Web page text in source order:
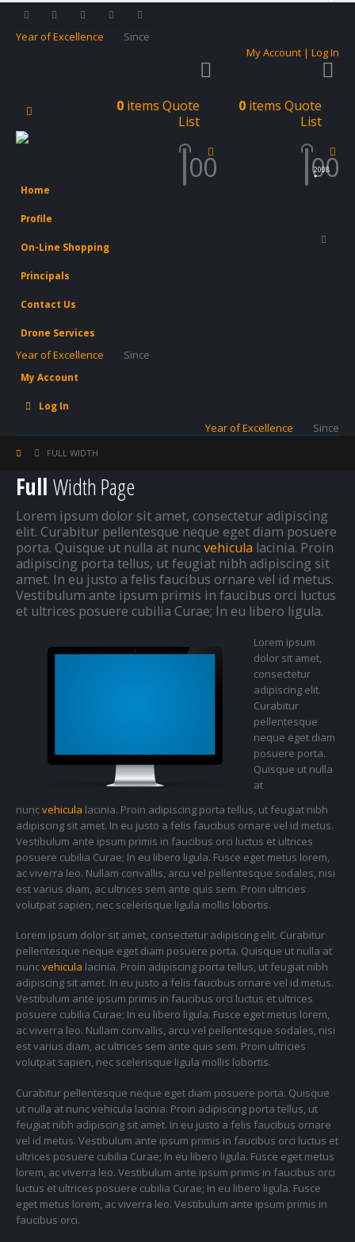
Year of Excellence
Since
My Account | Log In
0 items Quote
List
00
0 items Quote
List
00
Home
Profile
On-Line Shopping
Principals
Contact Us
Drone Services
Year of Excellence Since
2008
My Account
Log In
Year of Excellence Since
FULL WIDTH
Full Width Page
Lorem ipsum dolor sit amet, consectetur adipiscing
elit. Curabitur pellentesque neque eget diam posuere
porta. Quisque ut nulla at nuncvehicula lacinia. Proin
adipiscing porta tellus, ut feugiat nibh adipiscing sit
amet. In eu justo a felis faucibus ornare vel id metus.
Vestibulum ante ipsum primis in faucibus orci luctus
et ultrices posuere cubilia Curae; In eu libero ligula.
Lorem ipsum
dolor sit amet,
consectetur
adipiscing elit.
Curabitur
pellentesque
neque eget diam
posuere porta.
Quisque ut nulla
at
nuncvehicula lacinia. Proin adipiscing porta tellus, ut feugiat nibh
adipiscing sit amet. In eu justo a felis faucibus ornare vel id metus.
Vestibulum ante ipsum primis in faucibus orci luctus et ultrices
posuere cubilia Curae; In eu libero ligula. Fusce eget metus lorem,
ac viverra leo. Nullam convallis, arcu vel pellentesque sodales, nisi
est varius diam, ac ultrices sem ante quis sem. Proin ultricies
volutpat sapien, nec scelerisque ligula mollis lobortis.
Lorem ipsum dolor sit amet, consectetur adipiscing elit. Curabitur
pellentesque neque eget diam posuere porta. Quisque ut nulla at
nuncvehicula lacinia. Proin adipiscing porta tellus, ut feugiat nibh
adipiscing sit amet. In eu justo a felis faucibus ornare vel id metus.
Vestibulum ante ipsum primis in faucibus orci luctus et ultrices
posuere cubilia Curae; In eu libero ligula. Fusce eget metus lorem,
ac viverra leo. Nullam convallis, arcu vel pellentesque sodales, nisi
est varius diam, ac ultrices sem ante quis sem. Proin ultricies
volutpat sapien, nec scelerisque ligula mollis lobortis.
Curabitur pellentesque neque eget diam posuere porta. Quisque
ut nulla at nunc vehicula lacinia. Proin adipiscing porta tellus, ut
feugiat nibh adipiscing sit amet. In eu justo a felis faucibus ornare
vel id metus. Vestibulum ante ipsum primis in faucibus orci luctus et
ultrices posuere cubilia Curae; In eu libero ligula. Fusce eget metus
lorem, ac viverra leo. Vestibulum ante ipsum primis in faucibus orci
luctus et ultrices posuere cubilia Curae; In eu libero ligula. Fusce
eget metus lorem, ac viverra leo. Vestibulum ante ipsum primis in
faucibus orci.